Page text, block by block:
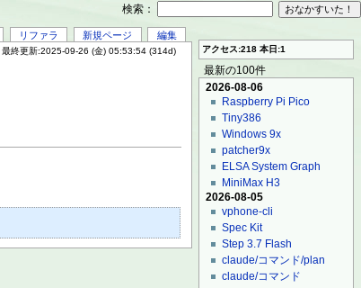
リファラ 新規ページ 編集
最終更新:2025-09-26 (金) 05:53:54 (314d) アクセス:218 本日:1
最新の100件
2026-08-06
Raspberry Pi Pico
Tiny386
Windows 9x
patcher9x
ELSA System Graph
MiniMax H3
2026-08-05
vphone-cli
Spec Kit
Step 3.7 Flash
claude/コマンド/plan
claude/コマンド
検索：